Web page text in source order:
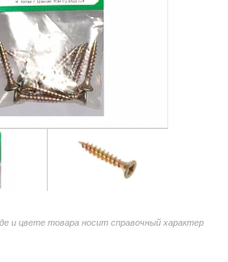
и цвете товара носит справочный характер